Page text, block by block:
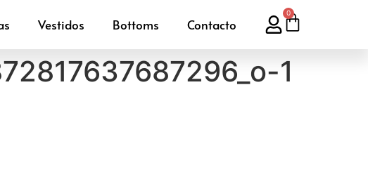
Vestidos Bottoms Contacto
0
1